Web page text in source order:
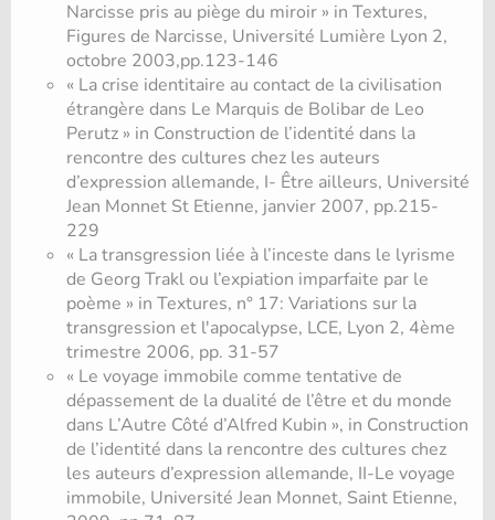
Narcisse pris au piège du miroir » in Textures,
Figures de Narcisse, Université Lumière Lyon 2,
octobre 2003,pp.123-146
« La crise identitaire au contact de la civilisation
étrangère dans Le Marquis de Bolibar de Leo
Perutz » in Construction de l’identité dans la
rencontre des cultures chez les auteurs
d’expression allemande, I- Être ailleurs, Université
Jean Monnet St Etienne, janvier 2007, pp.215-
229
« La transgression liée à l’inceste dans le lyrisme
de Georg Trakl ou l’expiation imparfaite par le
poème » in Textures, n° 17: Variations sur la
transgression et l'apocalypse, LCE, Lyon 2, 4ème
trimestre 2006, pp. 31-57
« Le voyage immobile comme tentative de
dépassement de la dualité de l’être et du monde
dans L’Autre Côté d’Alfred Kubin », in Construction
de l’identité dans la rencontre des cultures chez
les auteurs d’expression allemande, II-Le voyage
immobile, Université Jean Monnet, Saint Etienne,